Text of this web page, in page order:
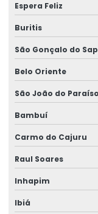
Rótulos Adesivos Em
Rótulos Adesivos Em
Rótulos Adesivos
Rótulos Adesivos
Rótulos Adesivos
Rótulos Adesivos
Rótulos Adesivos
Espera Feliz
Buritis
São Gonçalo do
Belo Oriente
São João do Paraíso
Bambuí
Carmo do Cajuru
Raul Soares
Inhapim
Ibiá